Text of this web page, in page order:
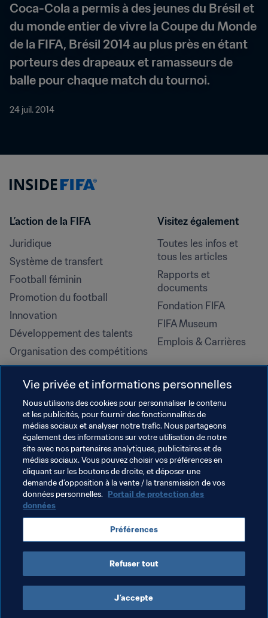
Coca-Cola a permis à des jeunes du Brésil et
du monde entier de vivre la Coupe du Monde
de la FIFA, Brésil 2014 au plus près en étant
porteurs des drapeaux et ramasseurs de
balle pour chaque match du tournoi.
24 juil. 2014
L’action de la FIFA
Juridique
Système de transfert
Football féminin
Promotion du football
Innovation
Développement des talents
Organisation des compétitions
Développement durable
Droits de l'homme et lutte contre
la discrimination
Santé et médical
Initiatives en matière de
formation
Visitez également
Toutes les infos et
tous les articles
Rapports et
documents
Fondation FIFA
FIFA Museum
Emplois & Carrières
CONDITIONS D'UTILISATION
PORTAIL DE LA FIFA SUR LA PROTECTION DES DONNÉES
TÉLÉCHARGEMENTS
PARAMÈTRAGE DES COOKIES
Droits d'auteur © 1994 - 2025 FIFA. Tous les droits sont réservés.
Cookie Settings
Vie privée et informations personnelles
Nous utilisons des cookies pour personnaliser le contenu
et les publicités, pour fournir des fonctionnalités de
médias sociaux et analyser notre trafic. Nous partageons
également des informations sur votre utilisation de notre
site avec nos partenaires analytiques, publicitaires et de
médias sociaux. Vous pouvez choisir vos préférences en
cliquant sur les boutons de droite, et déposer une
demande d’opposition à la vente / la transmission de vos
données personnelles. Portail de protection des
données
Préférences
Refuser tout
J’accepte